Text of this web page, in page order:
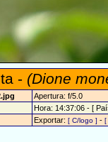
- (Dione
Apertura: f/5.0
Hora: 14:37:06 - [
Exportar: [ C/logo ] - [